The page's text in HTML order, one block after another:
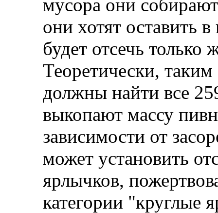
мусора они
они хотят оставить
будет отсечь только
Теоретически,
должны найти все
выкопают массу
зависимости от
может установить
ярлычков,
категории "круглые